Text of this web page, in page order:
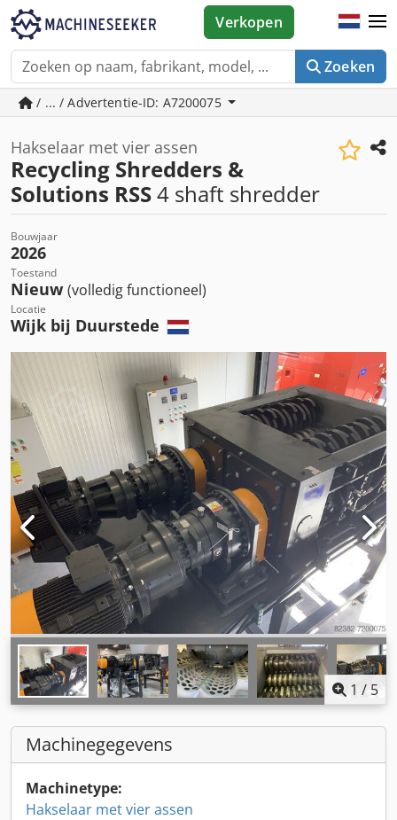
Zoeken
Verkopen
/ ... / Advertentie-ID: A7200075
Hakselaar met vier assen
Recycling Shredders &
Solutions RSS4 shaft shredder
Bouwjaar
2026
Toestand
Nieuw (volledig functioneel)
Locatie
Wijk bij Duurstede
1 / 5
Machinegegevens
Machinetype:
Hakselaar met vier assen